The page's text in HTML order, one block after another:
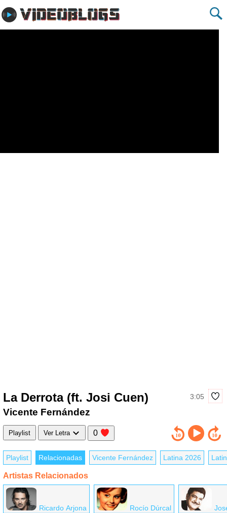
La Derrota (ft. Josi Cuen) 3:05
Vicente Fernández
Playlist Ver Letra 0
Playlist Relacionadas Vicente Fernández Latina 2026
Artistas Relacionados
Ricardo Arjona Rocío Dúrcal